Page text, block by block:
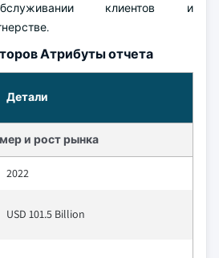
клиентов и
Атрибуты отчета
Детали
и рост рынка
2022
USD 101.5 Billion